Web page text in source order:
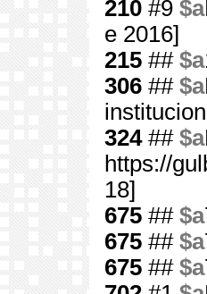
210 #9 $a
e 2016]
215 ## $a
306 ## $a
324## $a
https://
18]
675 ## $a
675 ## $a
675 ## $a